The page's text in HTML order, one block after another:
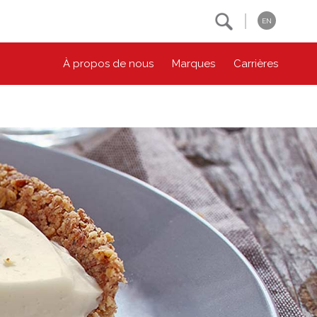
EN
À propos de nous Marques Carrières
Environnement
Bien-être des animaux
Collectivité
Principes coopératifs
Diversité et inclusion
Contactez-nous
Location